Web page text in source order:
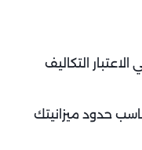
التكاليف
حدود ميزانيتك